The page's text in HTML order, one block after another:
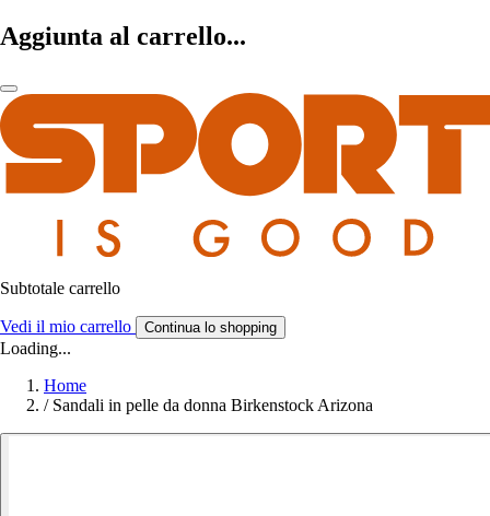
Aggiunta al carrello...
Subtotale carrello
Vedi il mio carrello Continua lo shopping
Loading...
Home
/ Sandali in pelle da donna Birkenstock Arizona